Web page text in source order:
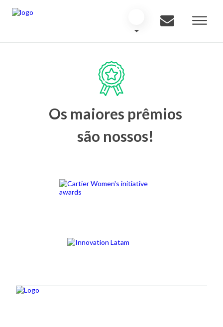
Os maiores prêmios
são nossos!